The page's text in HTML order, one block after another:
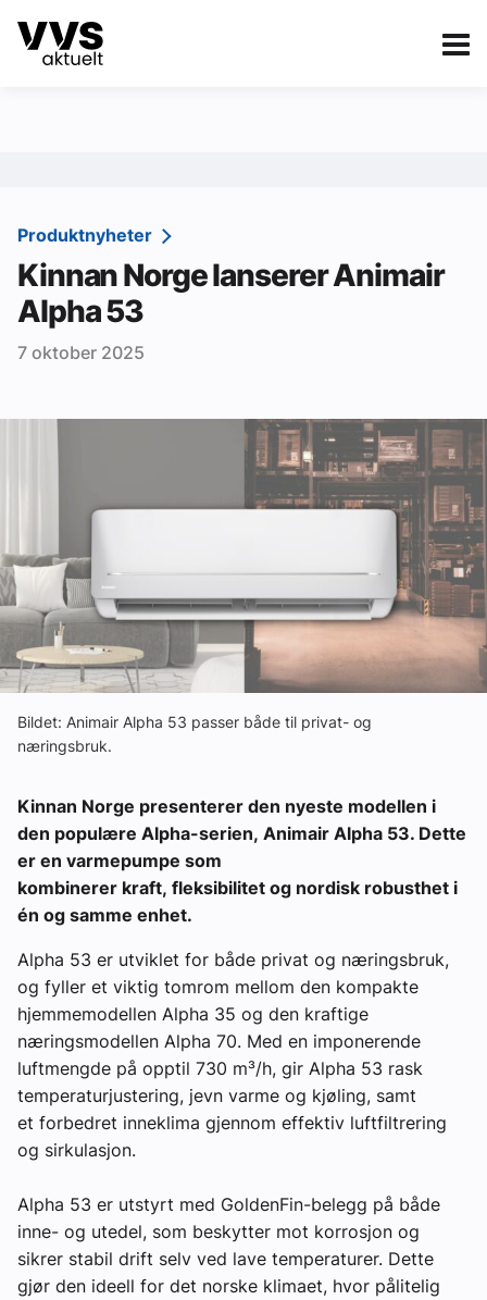
Kategorier
Sanitær
Ventilasjon
Varme og energi
Om VVS Aktuelt
Kontakt oss:
Abonner på fagbladet Byggfakta Nyheter
Annonsere i VVS Aktuelt
Kontakt oss
Tips oss
eBlad
Produktnyheter
Kinnan Norge lanserer Animair
Alpha 53
7 oktober 2025
Bildet: Animair Alpha 53 passer både til privat- og
næringsbruk.
Kinnan Norge presenterer den nyeste modellen i
den populære Alpha-serien, Animair Alpha 53. Dette
er en varmepumpe som
kombinerer kraft, fleksibilitet og nordisk robusthet i
én og samme enhet.
Alpha 53 er utviklet for både privat og næringsbruk,
og fyller et viktig tomrom mellom den kompakte
hjemmemodellen Alpha 35 og den kraftige
næringsmodellen Alpha 70. Med en imponerende
luftmengde på opptil 730 m³/h, gir Alpha 53 rask
temperaturjustering, jevn varme og kjøling, samt
et forbedret inneklima gjennom effektiv luftfiltrering
og sirkulasjon.
Alpha 53 er utstyrt med GoldenFin-belegg på både
inne- og utedel, som beskytter mot korrosjon og
sikrer stabil drift selv ved lave temperaturer. Dette
gjør den ideell for det norske klimaet, hvor pålitelig